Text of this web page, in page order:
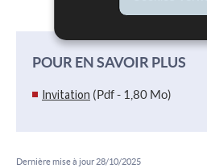
POUR EN SAVOIR PLUS
Invitation (Pdf - 1,80 Mo)
Dernière mise à jour 28/10/2025